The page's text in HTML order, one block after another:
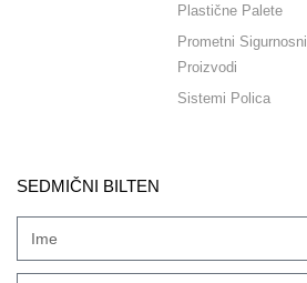
Plastične Palete
Prometni Sigurnosni
Proizvodi
Sistemi Polica
SEDMIČNI BILTEN